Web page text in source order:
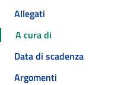
Allegati
A cura di
Data di scadenza
Argomenti